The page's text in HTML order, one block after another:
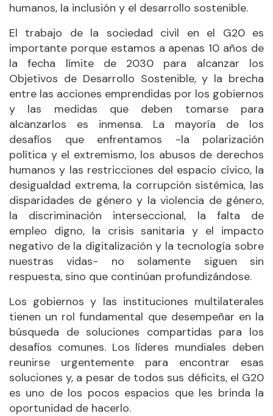
humanos, la inclusión y el desarrollo sostenible.
El trabajo de la sociedad civil en el G20 es
importante porque estamos a apenas 10 años de
la fecha límite de 2030 para alcanzar los
Objetivos de Desarrollo Sostenible, y la brecha
entre las acciones emprendidas por los gobiernos
y las medidas que deben tomarse para
alcanzarlos es inmensa. La mayoría de los
desafíos que enfrentamos -la polarización
política y el extremismo, los abusos de derechos
humanos y las restricciones del espacio cívico, la
desigualdad extrema, la corrupción sistémica, las
disparidades de género y la violencia de género,
la discriminación interseccional, la falta de
empleo digno, la crisis sanitaria y el impacto
negativo de la digitalización y la tecnología sobre
nuestras vidas- no solamente siguen sin
respuesta, sino que continúan profundizándose.
Los gobiernos y las instituciones multilaterales
tienen un rol fundamental que desempeñar en la
búsqueda de soluciones compartidas para los
desafíos comunes. Los líderes mundiales deben
reunirse urgentemente para encontrar esas
soluciones y, a pesar de todos sus déficits, el G20
es uno de los pocos espacios que les brinda la
oportunidad de hacerlo.